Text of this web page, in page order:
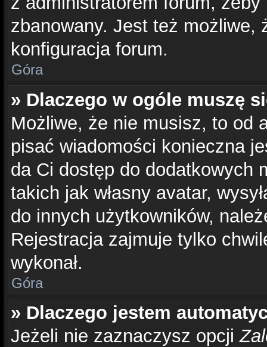
zbanowany. Jest też możliwe,
konfiguracja forum.
Góra
» Dlaczego w ogóle muszę
Możliwe, że nie musisz, to od
pisać wiadomości konieczna
da Ci dostęp do dodatkowych
takich jak własny avatar,
do innych użytkowników,
Rejestracja zajmuje tylko
wykonał.
Góra
» Dlaczego jestem
Jeżeli nie zaznaczysz opcji